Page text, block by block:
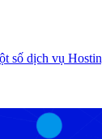
số dịch vụ